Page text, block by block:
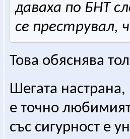
даваха по БНТ
се преструвал,
Това обяснява
Шегата
е точно
със сигурност е